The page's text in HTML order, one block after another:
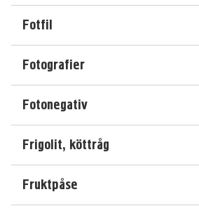
Fotfil
Fotografier
Fotonegativ
Frigolit, köttråg
Fruktpåse